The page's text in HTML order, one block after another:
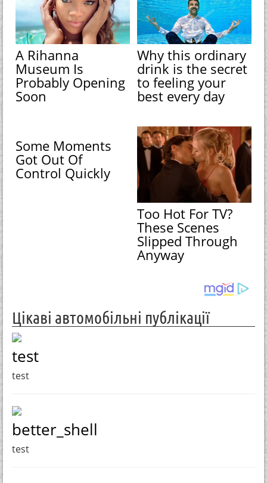
A Rihanna
Museum Is
Probably Opening
Soon
Why this ordinary
drink is the secret
to feeling your
best every day
Some Moments
Got Out Of
Control Quickly
Too Hot For TV?
These Scenes
Slipped Through
Anyway
Цікаві автомобільні публікації
test
test
better_shell
test